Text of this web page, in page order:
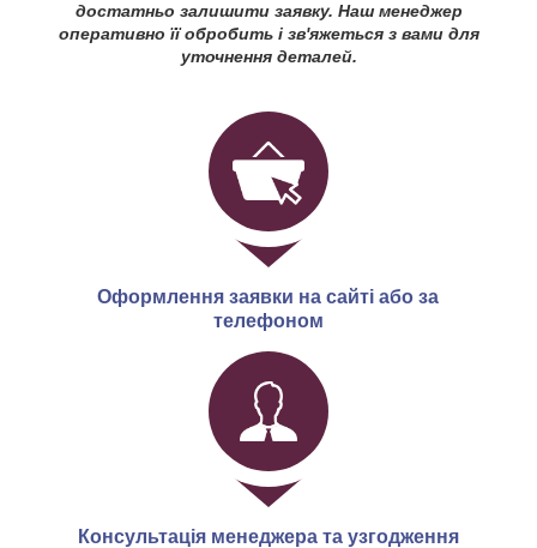
достатньо залишити заявку. Наш менеджер
оперативно її обробить і зв'яжеться з вами для
уточнення деталей.
Оформлення заявки на сайті або за
телефоном
Консультація менеджера та узгодження